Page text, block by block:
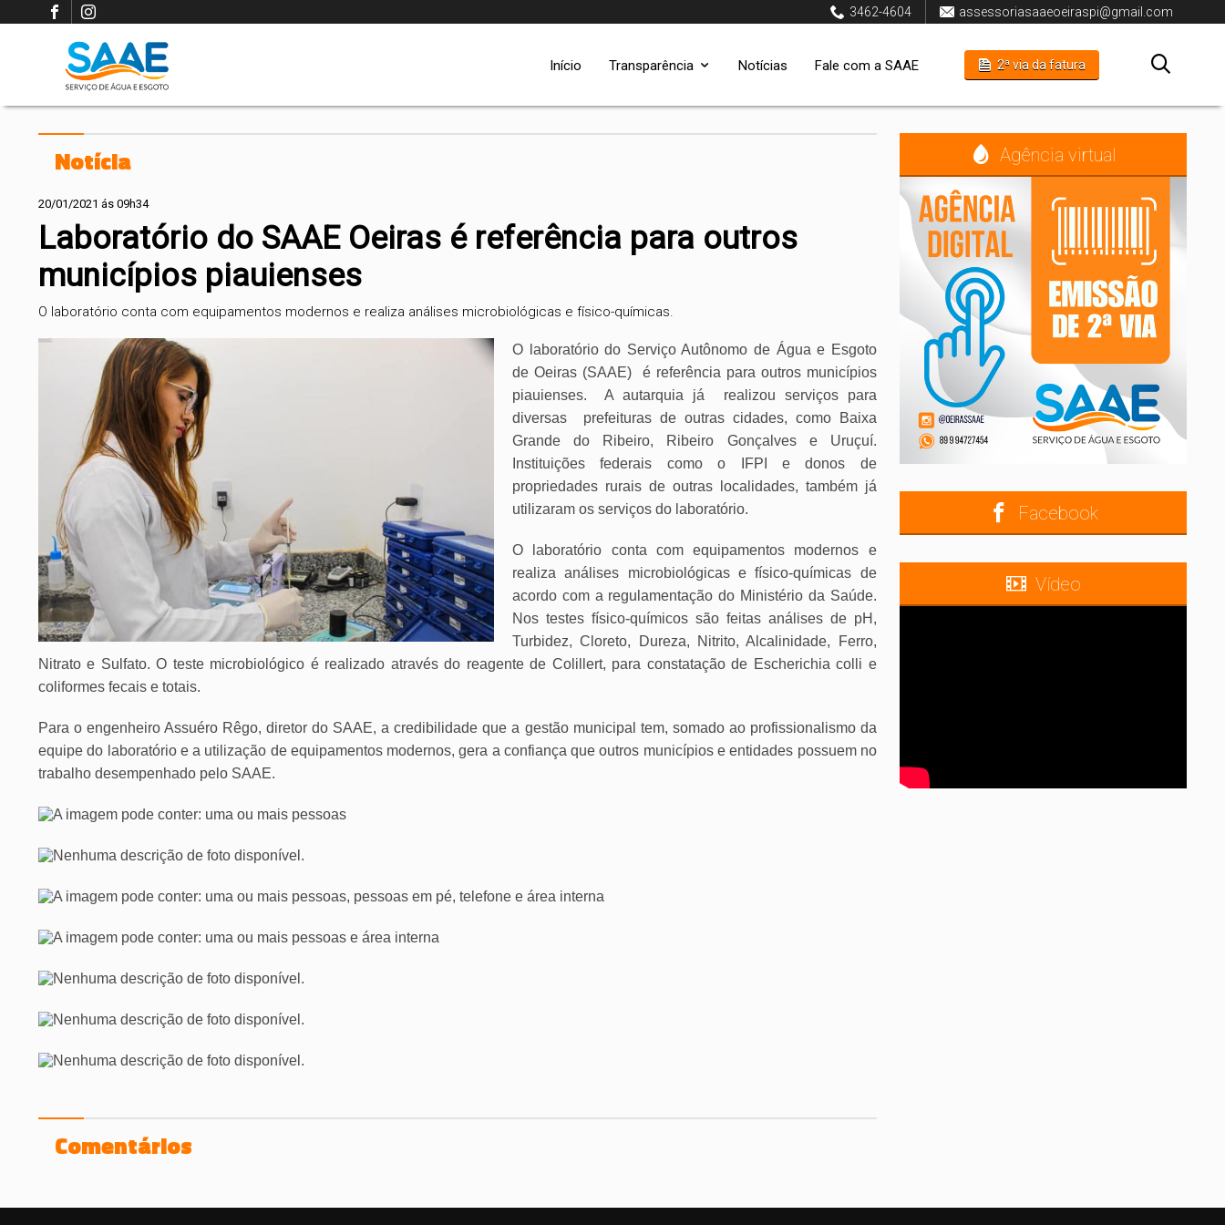
assessoriasaaeoeiraspi@gmail.com
3462-4604
2ª via da fatura
Fale com a SAAE
Notícias
Transparência
Início
Notícia
20/01/2021 ás 09h34
Laboratório do SAAE Oeiras é referência para outros
municípios piauienses
O laboratório conta com equipamentos modernos e realiza análises microbiológicas e físico-químicas.
O laboratório do Serviço Autônomo de Água e Esgoto
de Oeiras (SAAE)
é referência para outros municípios
piauienses.
A autarquia já
realizou serviços para
diversas
prefeituras de outras cidades, como Baixa
Grande do Ribeiro, Ribeiro Gonçalves e Uruçuí.
Instituições federais como o IFPI e donos de
propriedades rurais de outras localidades, também já
utilizaram os serviços do laboratório.
O laboratório conta com equipamentos modernos e
realiza análises microbiológicas e físico-químicas de
acordo com a regulamentação do Ministério da Saúde.
Nos testes físico-químicos são feitas análises de pH,
Turbidez, Cloreto, Dureza, Nitrito, Alcalinidade, Ferro,
Nitrato e Sulfato. O teste microbiológico é realizado através do reagente de Colillert, para constatação de Escherichia colli e
coliformes fecais e totais.
Para o engenheiro Assuéro Rêgo, diretor do SAAE, a credibilidade que a gestão municipal tem, somado ao profissionalismo da
equipe do laboratório e a utilização de equipamentos modernos, gera a confiança que outros municípios e entidades possuem no
trabalho desempenhado pelo SAAE.
Comentários
Agência virtual
Facebook
Vídeo